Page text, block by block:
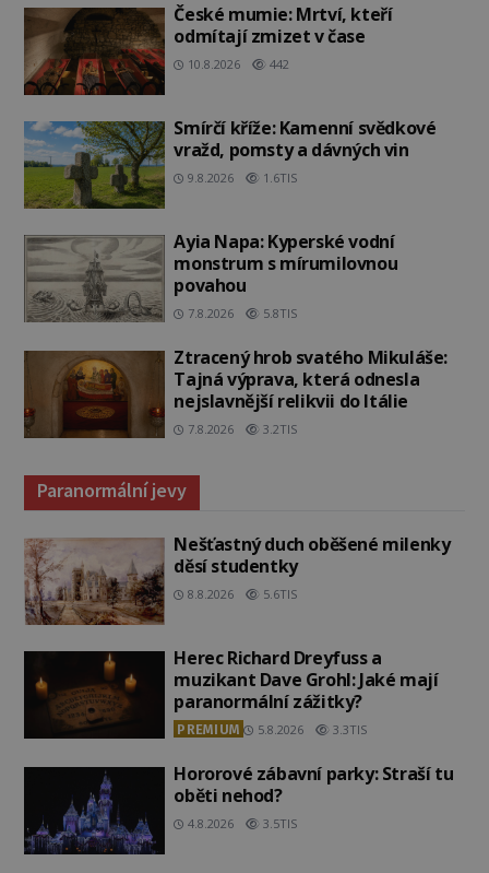
České mumie: Mrtví, kteří
odmítají zmizet v čase
10.8.2026 442
Smírčí kříže: Kamenní svědkové
vražd, pomsty a dávných vin
9.8.2026 1.6TIS
Ayia Napa: Kyperské vodní
monstrum s mírumilovnou
povahou
7.8.2026 5.8TIS
Ztracený hrob svatého Mikuláše:
Tajná výprava, která odnesla
nejslavnější relikvii do Itálie
7.8.2026 3.2TIS
Paranormální jevy
Nešťastný duch oběšené milenky
děsí studentky
8.8.2026 5.6TIS
Herec Richard Dreyfuss a
muzikant Dave Grohl: Jaké mají
paranormální zážitky?
PREMIUM 5.8.2026 3.3TIS
Hororové zábavní parky: Straší tu
oběti nehod?
4.8.2026 3.5TIS